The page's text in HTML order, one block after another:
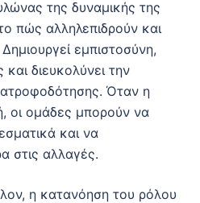
της δυναμικής της
πώς αλληλεπιδρούν και
εμπιστοσύνη,
και διευκολύνει την
Όταν η
οι ομάδες μπορούν να
και να
στις αλλαγές.
η κατανόηση του ρόλου